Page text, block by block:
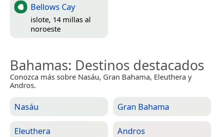
Bellows Cay
islote, 14 millas al
noroeste
Bahamas: Destinos destacados
Conozca más sobre Nasáu, Gran Bahama, Eleuthera y
Andros.
Nasáu Gran Bahama
Eleuthera Andros